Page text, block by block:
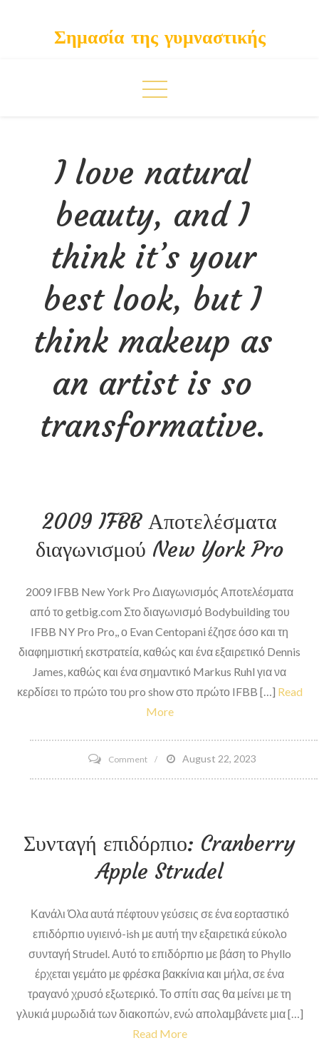
Σημασία της γυμναστικής
I love natural
beauty, and I
think it’s your
best look, but I
think makeup as
an artist is so
transformative.
2009 IFBB Αποτελέσματα
διαγωνισμού New York Pro
2009 IFBB New York Pro Διαγωνισμός Αποτελέσματα
από το getbig.com Στο διαγωνισμό Bodybuilding του
IFBB NY Pro Pro,, ο Evan Centopani έζησε όσο και τη
διαφημιστική εκστρατεία, καθώς και ένα εξαιρετικό Dennis
James, καθώς και ένα σημαντικό Markus Ruhl για να
κερδίσει το πρώτο του pro show στο πρώτο IFBB […] Read
More
Commenton
2009
διαγωνισμού
New
York
August 22, 2023
Συνταγή επιδόρπιο: Cranberry
Apple Strudel
Κανάλι Όλα αυτά πέφτουν γεύσεις σε ένα εορταστικό
επιδόρπιο υγιεινό-ish με αυτή την εξαιρετικά εύκολο
συνταγή Strudel. Αυτό το επιδόρπιο με βάση το Phyllo
έρχεται γεμάτο με φρέσκα βακκίνια και μήλα, σε ένα
τραγανό χρυσό εξωτερικό. Το σπίτι σας θα μείνει με τη
γλυκιά μυρωδιά των διακοπών, ενώ απολαμβάνετε μια […]
Read More